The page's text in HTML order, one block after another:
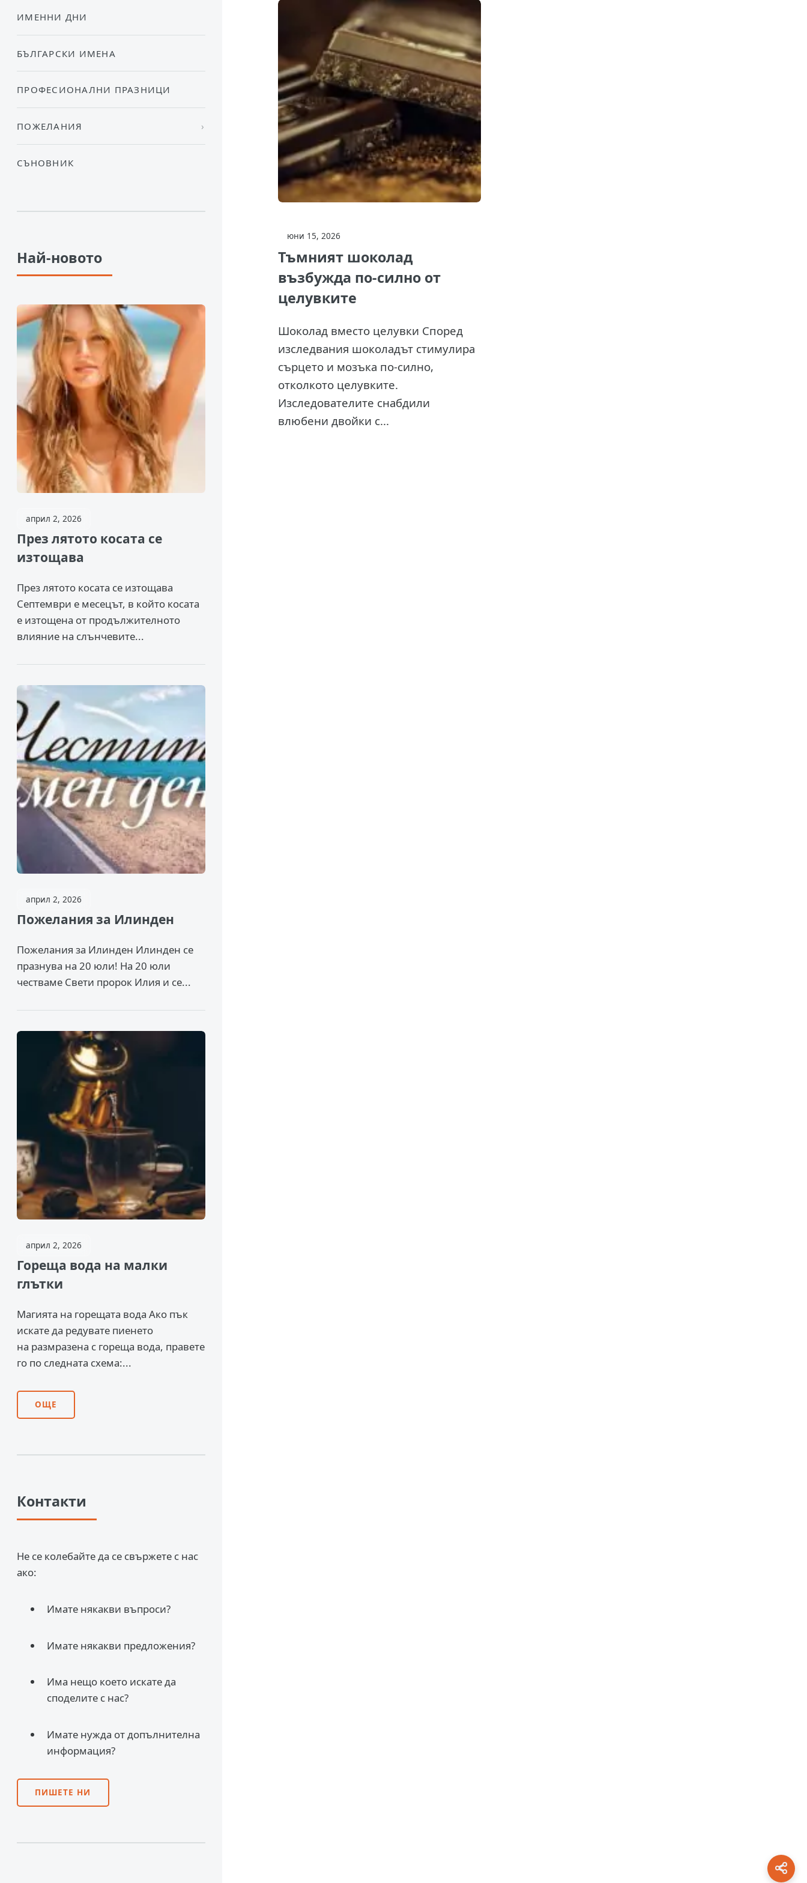
юни 15, 2026
Тъмният шоколад
възбужда по-силно от
целувките
Шоколад вместо целувки Според
изследвания шоколадът стимулира
сърцето и мозъка по-силно,
отколкото целувките.
Изследователите снабдили
влюбени двойки с...
ИМЕННИ ДНИ
БЪЛГАРСКИ ИМЕНА
ПРОФЕСИОНАЛНИ ПРАЗНИЦИ
ПОЖЕЛАНИЯ
СЪНОВНИК
Най-новото
април 2, 2026
През лятото косата се
изтощава
През лятото косата се изтощава
Септември е месецът, в който косата
е изтощена от продължителното
влияние на слънчевите...
април 2, 2026
Пожелания за Илинден
Пожелания за Илинден Илинден се
празнува на 20 юли! На 20 юли
честваме Свети пророк Илия и се...
април 2, 2026
Гореща вода на малки
глътки
Магията на горещата вода Ако пък
искате да редувате пиенето
на размразена с гореща вода, правете
го по следната схема:...
ОЩЕ
Контакти
Не се колебайте да се свържете с нас
ако:
Имате някакви въпроси?
Имате някакви предложения?
Има нещо което искате да
споделите с нас?
Имате нужда от допълнителна
информация?
ПИШЕТЕ НИ